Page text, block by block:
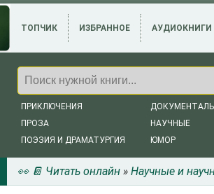
ТОПЧИК ИЗБРАННОЕ АУДИОКНИГИ
ПРИКЛЮЧЕНИЯ
ПРОЗА
ПОЭЗИЯ И ДРАМАТУРГИЯ
НАУЧНЫЕ
ЮМОР
👀 📔 Читать онлайн » Научные и